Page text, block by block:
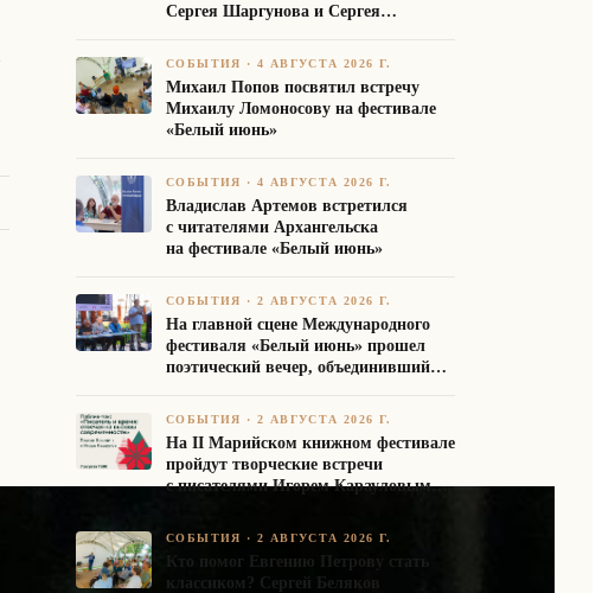
Сергея Шаргунова и Сергея
СОБЫТИЯ ·4 АВГУСТА 2026 Г.
Михаил Попов посвятил встречу
Михаилу Ломоносову на фестивале
«Белый июнь»
СОБЫТИЯ ·4 АВГУСТА 2026 Г.
Владислав Артемов встретился
с читателями Архангельска
на фестивале «Белый июнь»
СОБЫТИЯ ·2 АВГУСТА 2026 Г.
На главной сцене Международного
фестиваля «Белый июнь» прошел
поэтический вечер, объединивший
СОБЫТИЯ ·2 АВГУСТА 2026 Г.
На II Марийском книжном фестивале
пройдут творческие встречи
с писателями Игорем Карауловым
СОБЫТИЯ ·2 АВГУСТА 2026 Г.
Кто помог Евгению Петрову стать
классиком? Сергей Беляков